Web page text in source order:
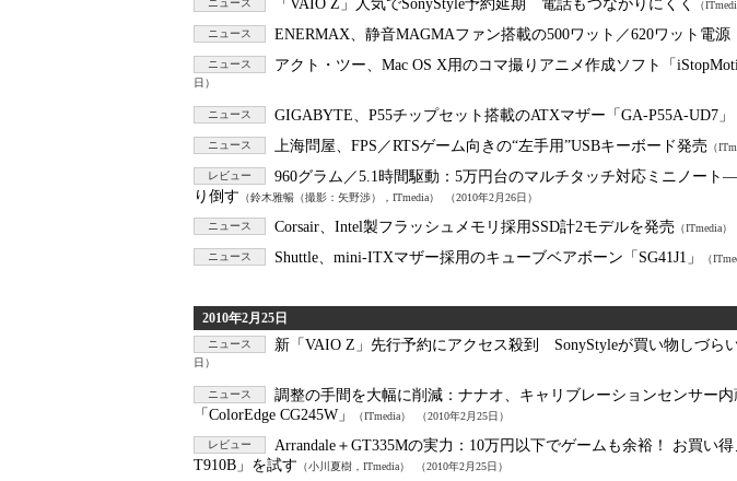
ニュース 「VAIO Z」人気でSonyStyle予約延期 電話もつながりにくく （
ニュース ENERMAX、静音MAGMAファン搭載の500ワット／620ワット電源
ニュース アクト・ツー、Mac OS X用のコマ撮りアニメ作成ソフト「
日）
ニュース GIGABYTE、P55チップセット搭載のATXマザー「GA-P55A-UD7」
ニュース 上海問屋、FPS／RTSゲーム向きの“左手用”USBキーボード発売 （
レビュー 960グラム／5.1時間駆動： 5万円台のマルチタッチ対応ミニノート
り倒す （鈴木雅暢（撮影：矢野渉），ITmedia） （2010年2月26日）
ニュース Corsair、Intel製フラッシュメモリ採用SSD計2モデルを発売 （ITmedia）
ニュース Shuttle、mini-ITXマザー採用のキューブベアボーン「SG41J1」 （
2010年2月25日
ニュース 新「VAIO Z」先行予約にアクセス殺到 SonyStyleが買い物しづら
日）
ニュース 調整の手間を大幅に削減： ナナオ、キャリブレーションセンサー
「ColorEdge CG245W」
（ITmedia） （2010年2月25日）
レビュー Arrandale＋GT335Mの実力： 10万円以下でゲームも余裕！ お買い
T910B」を試す （小川夏樹，ITmedia） （2010年2月25日）